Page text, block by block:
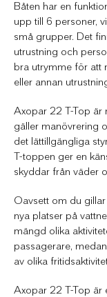
Båten har en
upp till 6 personer,
små grupper. Det
utrustning och
bra utrymme för att
eller annan
Axopar 22 T-Top är
gäller manövrering
det lättillgängliga
T-toppen ger en
skyddar från väder
Oavsett om du
nya platser på
mängd olika
passagerare,
av olika
Axopar 22 T-Top är